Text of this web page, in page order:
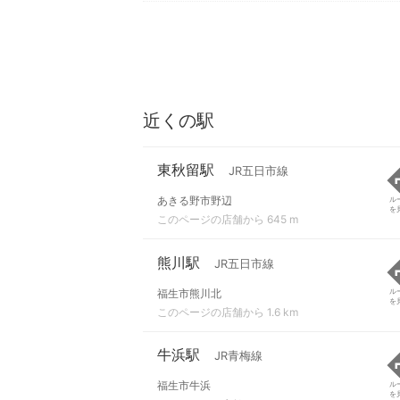
近くの駅
東秋留駅 JR五日市線
あきる野市野辺
このページの店舗から 645 m
ル
を
熊川駅 JR五日市線
福生市熊川北
このページの店舗から 1.6 km
ル
を
牛浜駅 JR青梅線
福生市牛浜
ル
を